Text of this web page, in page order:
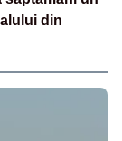
din